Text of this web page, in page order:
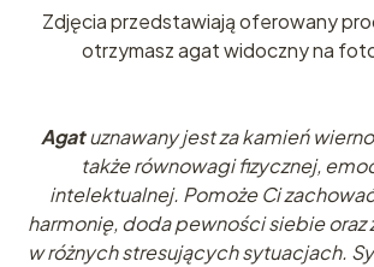
Zdjęcia przedstawiają oferowany
otrzymasz agat widoczny na
Agatuznawany jest za kamień
także równowagi fizycznej,
intelektualnej. Pomoże Ci
harmonię, doda pewności siebie oraz
w różnych stresujących sytuacjach.